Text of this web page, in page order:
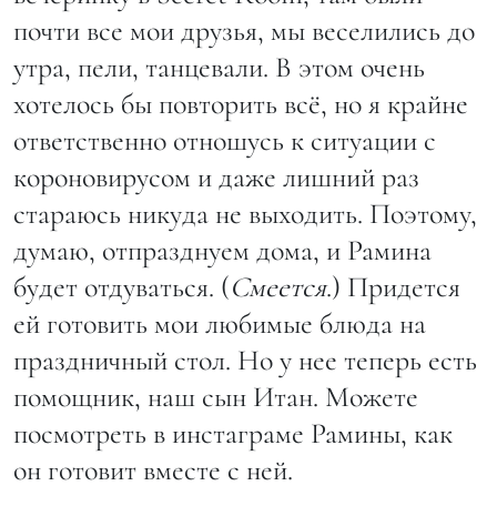
почти все мои друзья, мы веселились до
утра, пели, танцевали. В этом очень
хотелось бы повторить всё, но я крайне
ответственно отношусь к ситуации с
короновирусом и даже лишний раз
стараюсь никуда не выходить. Поэтому,
думаю, отпразднуем дома, и Рамина
будет отдуваться. (Смеется.) Придется
ей готовить мои любимые блюда на
праздничный стол. Но у нее теперь есть
помощник, наш сын Итан. Можете
посмотреть в инстаграме Рамины, как
он готовит вместе с ней.